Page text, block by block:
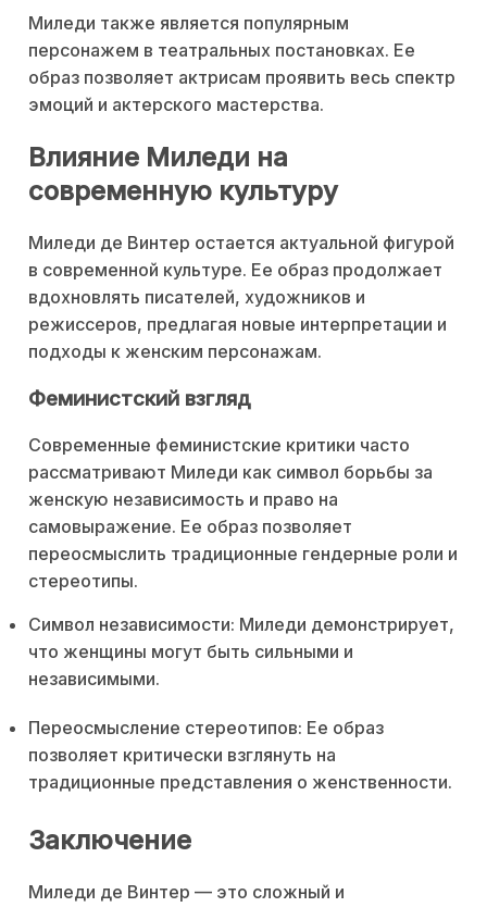
Миледи также является популярным
персонажем в театральных постановках. Ее
образ позволяет актрисам проявить весь спектр
эмоций и актерского мастерства.
Влияние Миледи на
современную культуру
Миледи де Винтер остается актуальной фигурой
в современной культуре. Ее образ продолжает
вдохновлять писателей, художников и
режиссеров, предлагая новые интерпретации и
подходы к женским персонажам.
Феминистский взгляд
Современные феминистские критики часто
рассматривают Миледи как символ борьбы за
женскую независимость и право на
самовыражение. Ее образ позволяет
переосмыслить традиционные гендерные роли и
стереотипы.
Символ независимости: Миледи демонстрирует,
что женщины могут быть сильными и
независимыми.
Переосмысление стереотипов: Ее образ
позволяет критически взглянуть на
традиционные представления о женственности.
Заключение
Миледи де Винтер — это сложный и